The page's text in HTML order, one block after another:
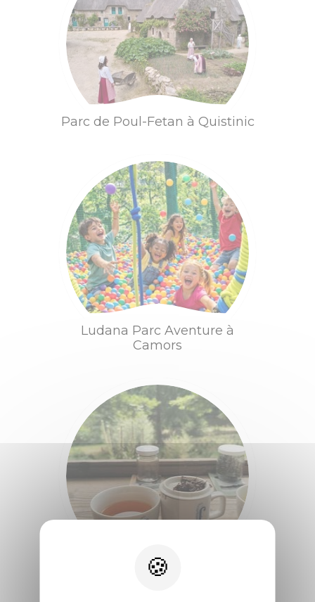
Baud
Communauté
Bouger
BOUGER
Randonnée, trail,
VTT, balade à
cheval...
Sorties en famille
À l'eau !
Golf
Les jeux de
l'Office de
Tourisme
Le Train
touristique
Déguster
Parc de Poul-Fetan à Quistinic
Ludana Parc Aventure à
Camors
Filleule des Fées à Languidic